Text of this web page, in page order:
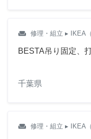
weekend 修理・組立 ▸ IKEA
BESTA吊り固定、
千葉県
weekend 修理・組立 ▸ IKEA